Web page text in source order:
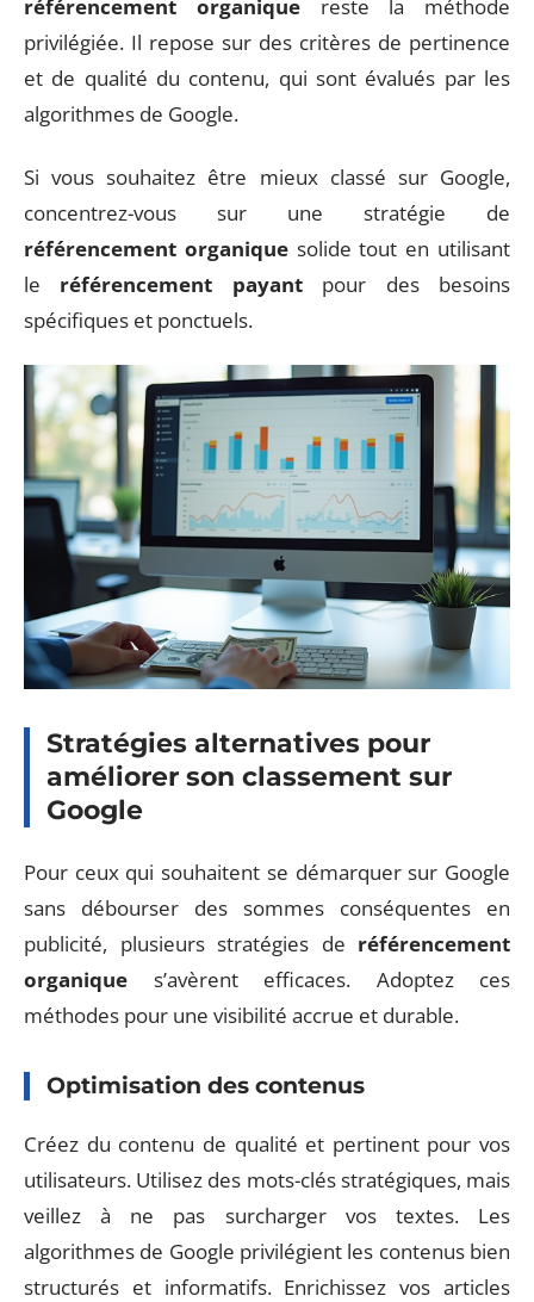
référencement organiquereste la méthode
privilégiée. Il repose sur des critères de pertinence
et de qualité du contenu, qui sont évalués par les
algorithmes de Google.
Si vous souhaitez être mieux classé sur Google,
concentrez-vous sur une stratégie de
référencement organiquesolide tout en utilisant
le référencement payantpour des besoins
spécifiques et ponctuels.
Stratégies alternatives pour
améliorer son classement sur
Google
Pour ceux qui souhaitent se démarquer sur Google
sans débourser des sommes conséquentes en
publicité, plusieurs stratégies de référencement
organique s’avèrent efficaces. Adoptez ces
méthodes pour une visibilité accrue et durable.
Optimisation des contenus
Créez du contenu de qualité et pertinent pour vos
utilisateurs. Utilisez des mots-clés stratégiques, mais
veillez à ne pas surcharger vos textes. Les
algorithmes de Google privilégient les contenus bien
structurés et informatifs. Enrichissez vos articles